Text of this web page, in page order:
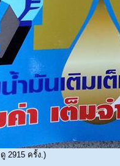
2915 ครั้ง.)